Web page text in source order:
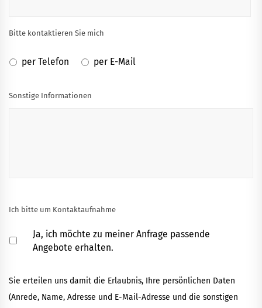
Bitte kontaktieren Sie mich
per Telefon per E-Mail
Sonstige Informationen
Ich bitte um Kontaktaufnahme
Ja, ich möchte zu meiner Anfrage passende
Angebote erhalten.
Sie erteilen uns damit die Erlaubnis, Ihre persönlichen Daten
(Anrede, Name, Adresse und E-Mail-Adresse und die sonstigen